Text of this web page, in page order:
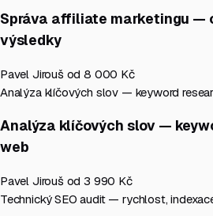
Správa affiliate marketingu —
výsledky
Pavel Jirouš od 8 000 Kč
Analýza klíčových slov — keyword
Analýza klíčových slov —
web
Pavel Jirouš od 3 990 Kč
Technický SEO audit — rychlost,